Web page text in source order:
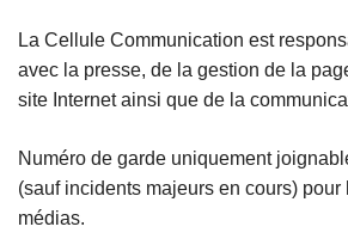
La Cellule Communication est
avec la presse, de la gestion de la
site Internet ainsi que de la
Numéro de garde uniquement
(sauf incidents majeurs en cours) pour
médias.